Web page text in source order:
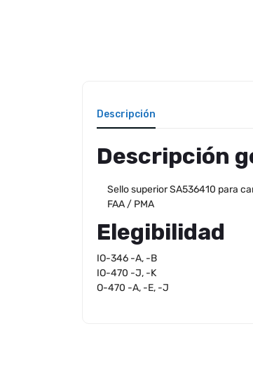
Descripción
Descripción
Sello superior SA536410 para
FAA / PMA
Elegibilidad
IO-346 -A, -B
IO-470 -J, -K
O-470 -A, -E, -J